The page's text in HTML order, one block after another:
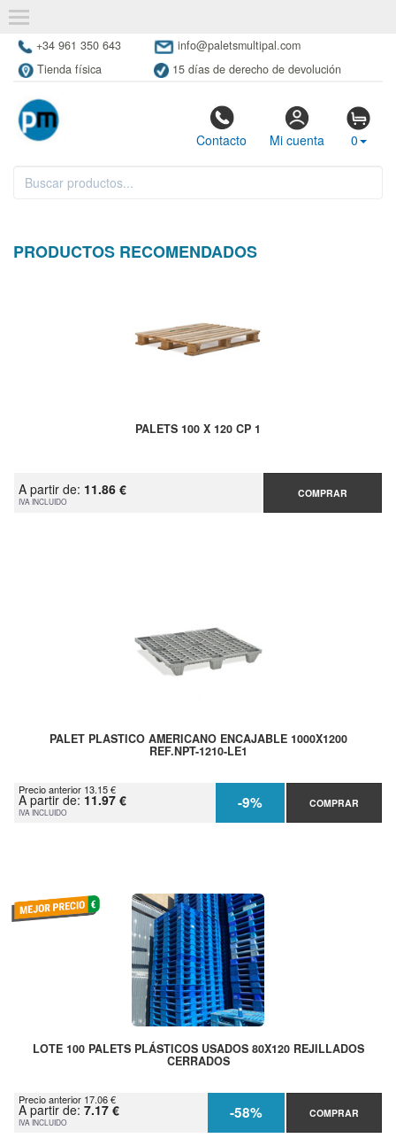
+34 961 350 643
info@paletsmultipal.com
Tienda física
15 días de derecho de devolución
Contacto Mi cuenta 0
PRODUCTOS RECOMENDADOS
PALETS 100 X 120 CP 1
A partir de: 11.86 €
IVA INCLUIDO
COMPRAR
PALET PLASTICO AMERICANO ENCAJABLE 1000X1200
REF.NPT-1210-LE1
Precio anterior 13.15 €
A partir de: 11.97 €
IVA INCLUIDO -9% COMPRAR
LOTE 100 PALETS PLÁSTICOS USADOS 80X120 REJILLADOS
CERRADOS
Precio anterior 17.06 €
A partir de: 7.17 €
IVA INCLUIDO -58% COMPRAR